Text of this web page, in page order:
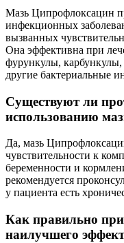
Мазь Ципрофлоксацин
инфекционных
вызванных
Она эффективна при
фурункулы,
другие бактериальные
Существуют ли
использованию
Да, мазь
чувствительности к
беременности и
рекомендуется
у пациента есть
Как правильно
наилучшего